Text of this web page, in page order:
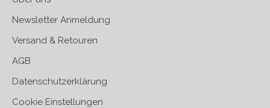
Newsletter Anmeldung
Versand & Retouren
AGB
Datenschutzerklärung
Cookie Einstellungen